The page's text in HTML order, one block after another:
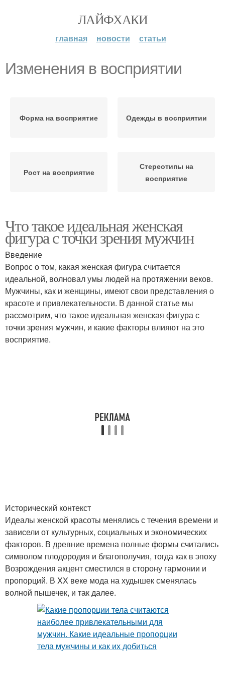
ЛАЙФХАКИ
главная новости статьи
Изменения в восприятии
Форма на восприятие Одежды в восприятии
Рост на восприятие
Стереотипы на
восприятие
Что такое идеальная женская
фигура с точки зрения мужчин
Введение
Вопрос о том, какая женская фигура считается
идеальной, волновал умы людей на протяжении веков.
Мужчины, как и женщины, имеют свои представления о
красоте и привлекательности. В данной статье мы
рассмотрим, что такое идеальная женская фигура с
точки зрения мужчин, и какие факторы влияют на это
восприятие.
Исторический контекст
Идеалы женской красоты менялись с течения времени и
зависели от культурных, социальных и экономических
факторов. В древние времена полные формы считались
символом плодородия и благополучия, тогда как в эпоху
Возрождения акцент сместился в сторону гармонии и
пропорций. В XX веке мода на худышек сменялась
волной пышечек, и так далее.